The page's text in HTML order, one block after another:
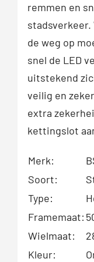
remmen en
stadsverkeer.
de weg op
snel de LED
uitstekend
veilig en
extra
kettingslot
Merk:
Soort:
Type:
Framemaat:
Wielmaat:
Kleur: